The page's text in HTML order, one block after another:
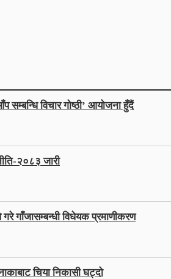
सम्बन्धि विचार गोष्ठी’ आयोजना हुँदैं
२०८३ जारी
गाँजासम्बन्धी विधेयक प्रमाणीकरण
चिया निकासी घट्दो